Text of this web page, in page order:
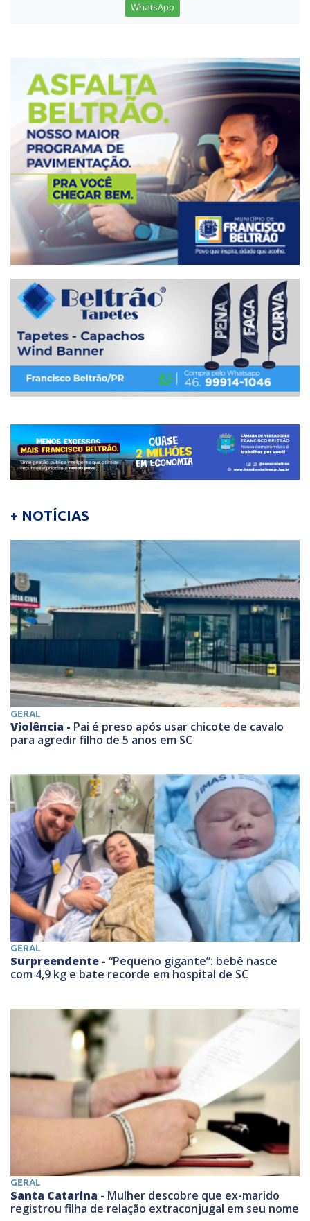
WhatsApp
+ NOTÍCIAS
GERAL
Violência - Pai é preso após usar chicote de cavalo
para agredir filho de 5 anos em SC
GERAL
Surpreendente - “Pequeno gigante”: bebê nasce
com 4,9 kg e bate recorde em hospital de SC
GERAL
Santa Catarina - Mulher descobre que ex-marido
registrou filha de relação extraconjugal em seu nome